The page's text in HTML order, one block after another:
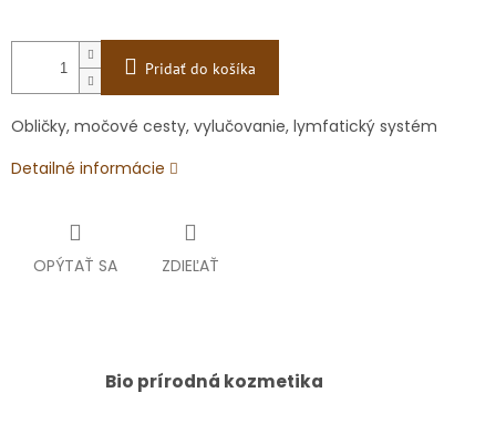
Pridať do košíka
Obličky, močové cesty, vylučovanie, lymfatický systém
Detailné informácie
OPÝTAŤ SA ZDIEĽAŤ
Bio prírodná kozmetika